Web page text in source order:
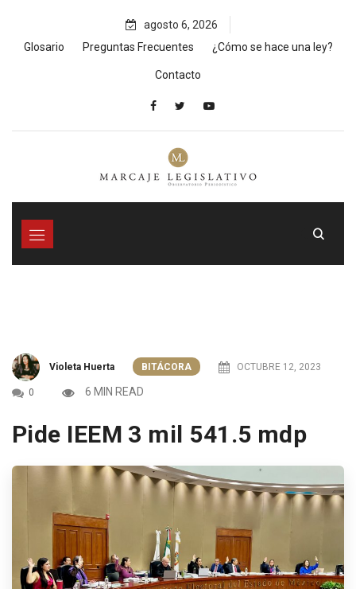
content
agosto 6, 2026
Glosario
Preguntas Frecuentes ¿Cómo se hace una ley?
Contacto
Violeta Huerta BITÁCORA OCTUBRE 12, 2023
0 6 MIN READ
Pide IEEM 3 mil 541.5 mdp